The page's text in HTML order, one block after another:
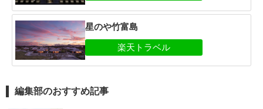
星のや竹富島
編集部のおすすめ記事